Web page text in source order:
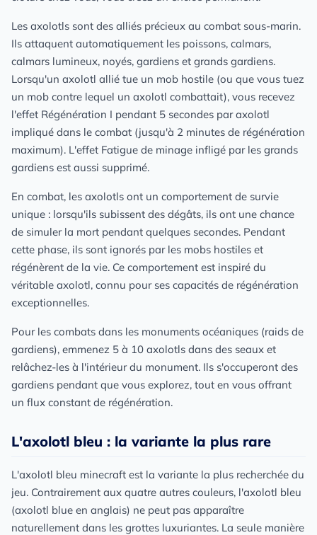
Les axolotls sont des alliés précieux au combat sous-marin.
Ils attaquent automatiquement les poissons, calmars,
calmars lumineux, noyés, gardiens et grands gardiens.
Lorsqu'un axolotl allié tue un mob hostile (ou que vous tuez
un mob contre lequel un axolotl combattait), vous recevez
l'effet Régénération I pendant 5 secondes par axolotl
impliqué dans le combat (jusqu'à 2 minutes de régénération
maximum). L'effet Fatigue de minage infligé par les grands
gardiens est aussi supprimé.
En combat, les axolotls ont un comportement de survie
unique : lorsqu'ils subissent des dégâts, ils ont une chance
de simuler la mort pendant quelques secondes. Pendant
cette phase, ils sont ignorés par les mobs hostiles et
régénèrent de la vie. Ce comportement est inspiré du
véritable axolotl, connu pour ses capacités de régénération
exceptionnelles.
Pour les combats dans les monuments océaniques (raids de
gardiens), emmenez 5 à 10 axolotls dans des seaux et
relâchez-les à l'intérieur du monument. Ils s'occuperont des
gardiens pendant que vous explorez, tout en vous offrant
un flux constant de régénération.
L'axolotl bleu : la variante la plus rare
L'axolotl bleu minecraft est la variante la plus recherchée du
jeu. Contrairement aux quatre autres couleurs, l'axolotl bleu
(axolotl blue en anglais) ne peut pas apparaître
naturellement dans les grottes luxuriantes. La seule manière